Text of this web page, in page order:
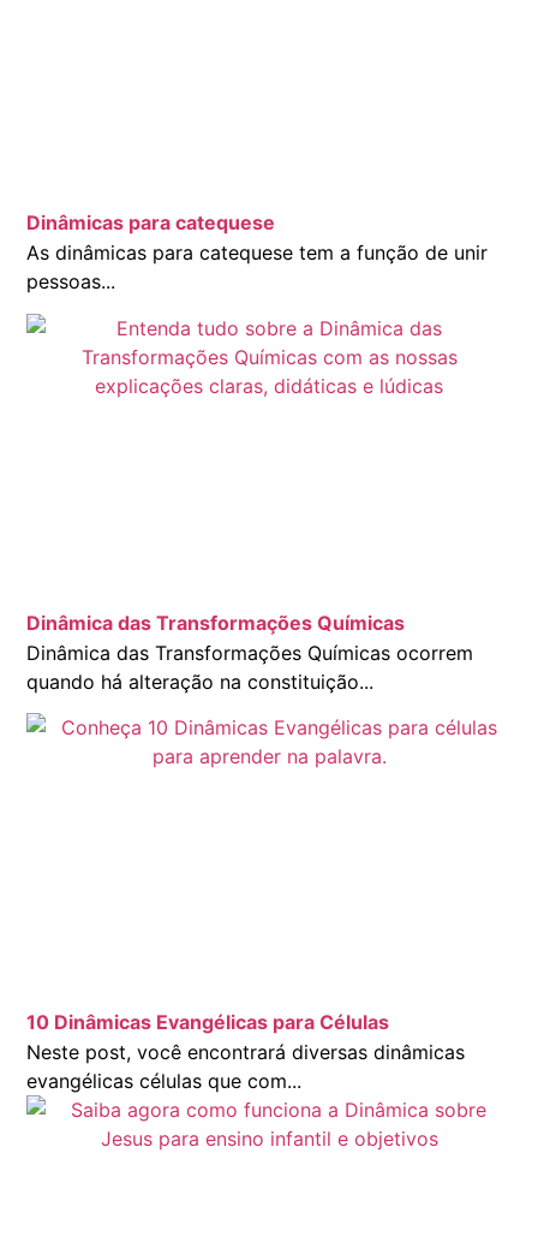
Dinâmicas para catequese
As dinâmicas para catequese tem a função de unir
pessoas...
Dinâmica das Transformações Químicas
Dinâmica das Transformações Químicas ocorrem
quando há alteração na constituição...
10 Dinâmicas Evangélicas para Células
Neste post, você encontrará diversas dinâmicas
evangélicas células que com...